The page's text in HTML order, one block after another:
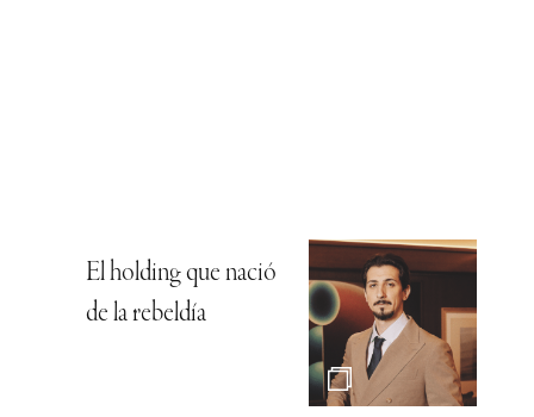
El holding que nació
de la rebeldía